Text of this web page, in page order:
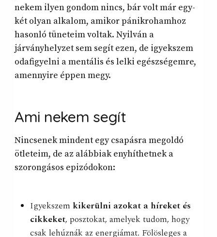
nekem ilyen gondom nincs, bár volt már egy-
két olyan alkalom, amikor pánikrohamhoz
hasonló tüneteim voltak. Nyilván a
járványhelyzet sem segít ezen, de igyekszem
odafigyelni a mentális és lelki egészségemre,
amennyire éppen megy.
Ami nekem segít
Nincsenek mindent egy csapásra megoldó
ötleteim, de az alábbiak enyhíthetnek a
szorongásos epizódokon:
Igyekszem kikerülni azokat a híreket és
cikkeket, posztokat, amelyek tudom, hogy
csak lehúznák az energiámat. Fölösleges a